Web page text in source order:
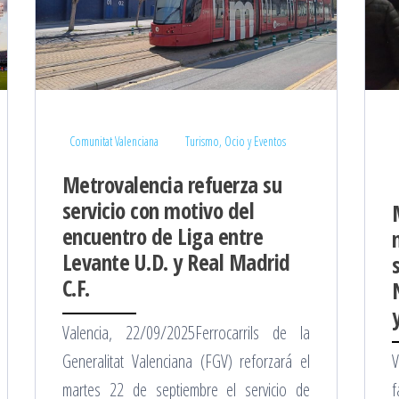
Comunitat Valenciana Turismo, Ocio y Eventos
Metrovalencia refuerza su
servicio con motivo del
encuentro de Liga entre
Levante U.D. y Real Madrid
C.F.
Valencia, 22/09/2025Ferrocarrils de la
Generalitat Valenciana (FGV) reforzará el
martes 22 de septiembre el servicio de